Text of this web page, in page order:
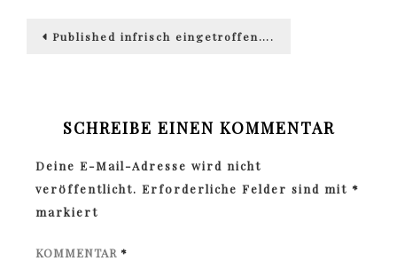
Beitragsnavigation
Published infrisch eingetroffen….
SCHREIBE EINEN KOMMENTAR
Deine E-Mail-Adresse wird nicht
veröffentlicht. Erforderliche Felder sind mit *
markiert
KOMMENTAR *